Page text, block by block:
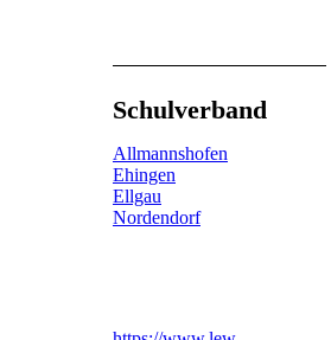
Schulverband
Allmannshofen
Ehingen
Ellgau
Nordendorf